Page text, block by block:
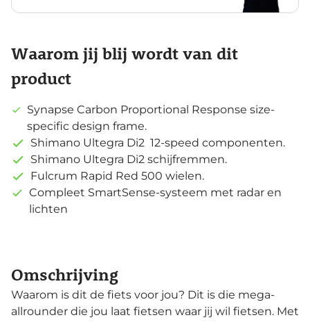
Waarom jij blij wordt van dit
product
Synapse Carbon Proportional Response size-
specific design frame.
Shimano Ultegra Di2 12-speed componenten.
Shimano Ultegra Di2 schijfremmen.
Fulcrum Rapid Red 500 wielen.
Compleet SmartSense-systeem met radar en
lichten
Omschrijving
Waarom is dit de fiets voor jou? Dit is die mega-
allrounder die jou laat fietsen waar jij wil fietsen. Met